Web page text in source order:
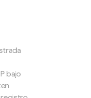
bajo